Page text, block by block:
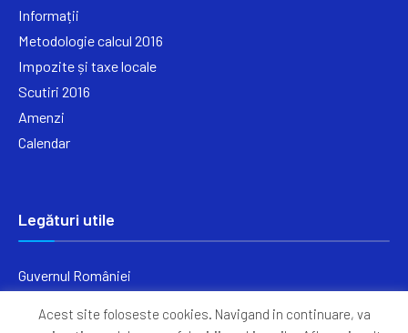
Informații
Metodologie calcul 2016
Impozite și taxe locale
Scutiri 2016
Amenzi
Calendar
Legături utile
Guvernul României
Acest site foloseste cookies. Navigand in continuare, va